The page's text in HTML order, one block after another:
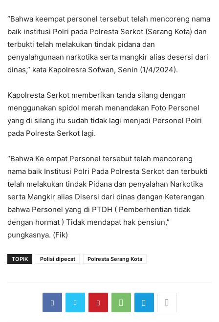
“Bahwa keempat personel tersebut telah mencoreng nama
baik institusi Polri pada Polresta Serkot (Serang Kota) dan
terbukti telah melakukan tindak pidana dan
penyalahgunaan narkotika serta mangkir alias desersi dari
dinas,” kata Kapolresra Sofwan, Senin (1/4/2024).
Kapolresta Serkot memberikan tanda silang dengan
menggunakan spidol merah menandakan Foto Personel
yang di silang itu sudah tidak lagi menjadi Personel Polri
pada Polresta Serkot lagi.
“Bahwa Ke empat Personel tersebut telah mencoreng
nama baik Institusi Polri Pada Polresta Serkot dan terbukti
telah melakukan tindak Pidana dan penyalahan Narkotika
serta Mangkir alias Disersi dari dinas dengan Keterangan
bahwa Personel yang di PTDH ( Pemberhentian tidak
dengan hormat ) Tidak mendapat hak pensiun,”
pungkasnya. (Fik)
TOPIK Polisi dipecat Polresta Serang Kota